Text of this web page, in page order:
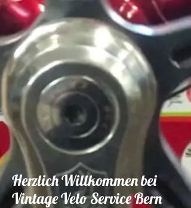
Herzlich Willkommen bei
Vintage Velo Service Bern